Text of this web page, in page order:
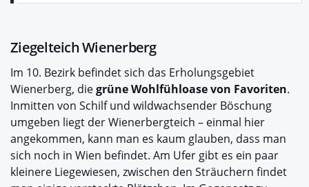
Ziegelteich Wienerberg
Im 10. Bezirk befindet sich das Erholungsgebiet
Wienerberg, diegrüne Wohlfühloase von Favoriten.
Inmitten von Schilf und wildwachsender Böschung
umgeben liegt der Wienerbergteich – einmal hier
angekommen, kann man es kaum glauben, dass man
sich noch in Wien befindet. Am Ufer gibt es ein paar
kleinere Liegewiesen, zwischen den Sträuchern findet